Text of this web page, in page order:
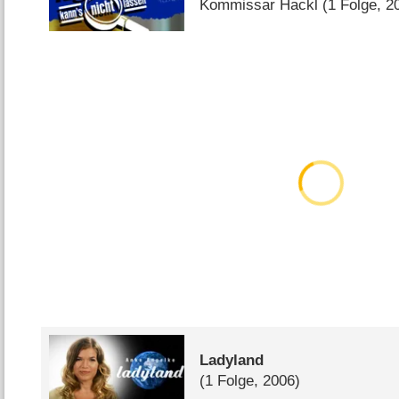
Kommissar Hackl (1 Folge,
Ladyland
(1 Folge, 2006)